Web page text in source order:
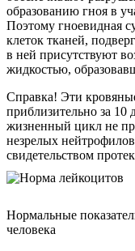
образованию гноя в
Поэтому гноевидная
клеток тканей,
в ней присутствуют
жидкостью,
Справка! Эти
приблизительно за 10
жизненный цикл не
незрелых
свидетельством
Нормальные
человека